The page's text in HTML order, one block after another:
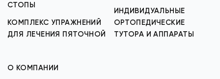
СТОПЫ
КОМПЛЕКС УПРАЖНЕНИЙ
ДЛЯ ЛЕЧЕНИЯ ПЯТОЧНОЙ
ИНДИВИДУАЛЬНЫЕ
ОРТОПЕДИЧЕСКИЕ
ТУТОРА И АППАРАТЫ
О КОМПАНИИ